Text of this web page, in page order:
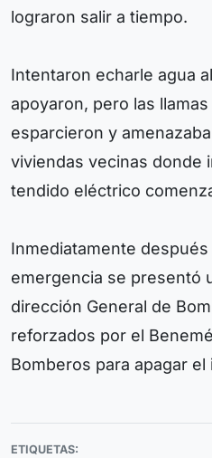
lograron salir a tiempo.
Intentaron echarle agua
apoyaron, pero las
esparcieron y
viviendas vecinas donde
tendido eléctrico
Inmediatamente
emergencia se presentó
dirección General de
reforzados por el
Bomberos para apagar el
ETIQUETAS: